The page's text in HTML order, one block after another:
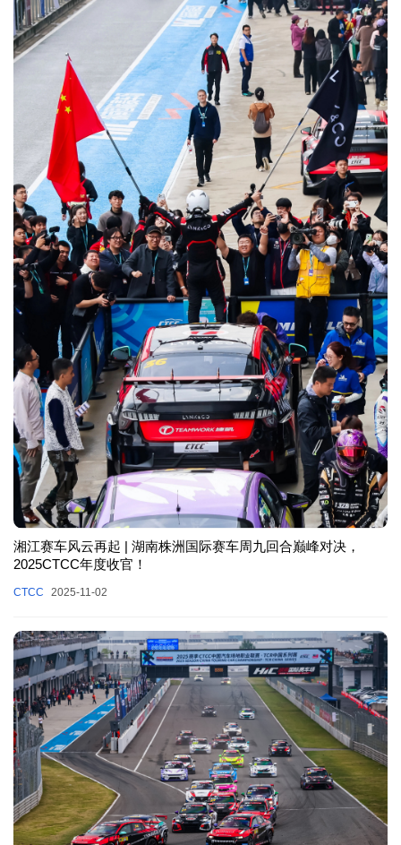
湘江赛车风云再起 | 湖南株洲国际赛车周九回合巅峰对决，
2025CTCC年度收官！
CTCC 2025-11-02